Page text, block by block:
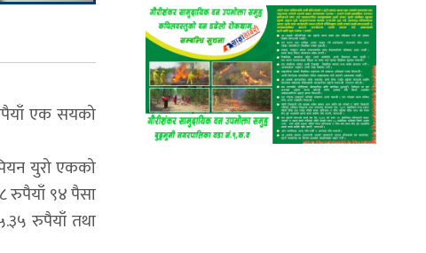
एक सयको
युरो एकको
रुपैयाँ ९४ पैसा
रुपैयाँ तथा